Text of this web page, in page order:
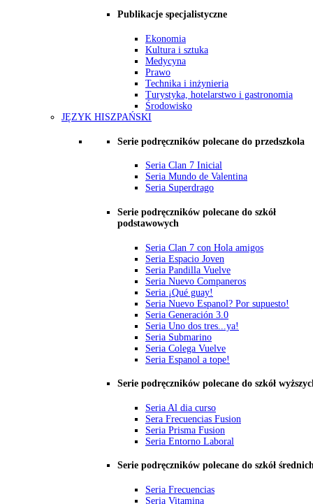
Publikacje specjalistyczne
Ekonomia
Kultura i sztuka
Medycyna
Prawo
Technika i inżynieria
Turystyka, hotelarstwo i gastronomia
Środowisko
JĘZYK HISZPAŃSKI
Serie podręczników polecane do przedszkola
Seria Clan 7 Inicial
Seria Mundo de Valentina
Seria Superdrago
Serie podręczników polecane do szkół
podstawowych
Seria Clan 7 con Hola amigos
Seria Espacio Joven
Seria Pandilla Vuelve
Seria Nuevo Companeros
Seria ¡Qué guay!
Seria Nuevo Espanol? Por supuesto!
Seria Generación 3.0
Seria Uno dos tres...ya!
Seria Submarino
Seria Colega Vuelve
Seria Espanol a tope!
Serie podręczników polecane do szkół
Seria Al dia curso
Sera Frecuencias Fusion
Seria Prisma Fusion
Seria Entorno Laboral
Serie podręczników polecane do szkół
Seria Frecuencias
Seria Vitamina